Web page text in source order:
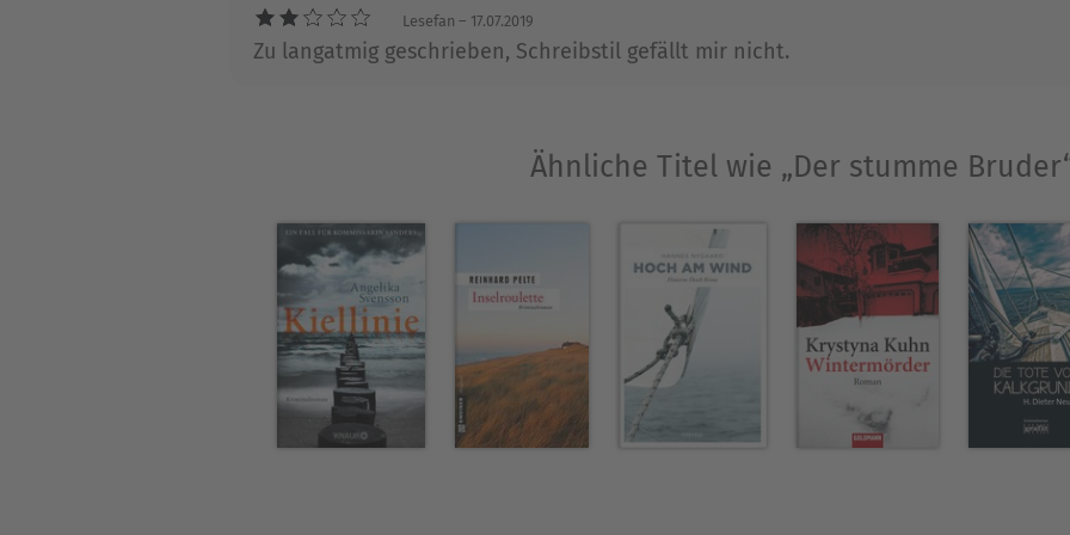
Lesefan – 17.07.2019
Zu langatmig geschrieben, Schreibstil gefällt mir nicht.
Ähnliche Titel wie „Der stumme